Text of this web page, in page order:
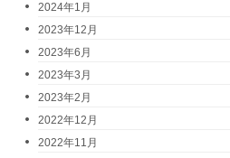
2024年1月
2023年12月
2023年6月
2023年3月
2023年2月
2022年12月
2022年11月